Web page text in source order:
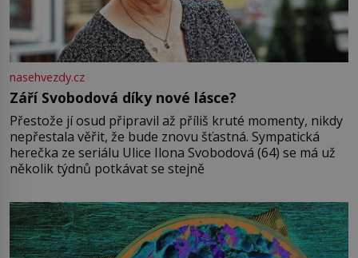
nasehvezdy.cz
Září Svobodová díky nové lásce?
Přestože jí osud připravil až příliš kruté momenty, nikdy
nepřestala věřit, že bude znovu šťastná. Sympatická
herečka ze seriálu Ulice Ilona Svobodová (64) se má už
několik týdnů potkávat se stejně